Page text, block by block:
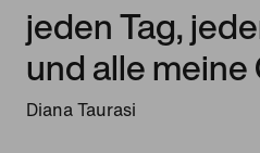
jeden Tag,
und alle
Diana Taurasi